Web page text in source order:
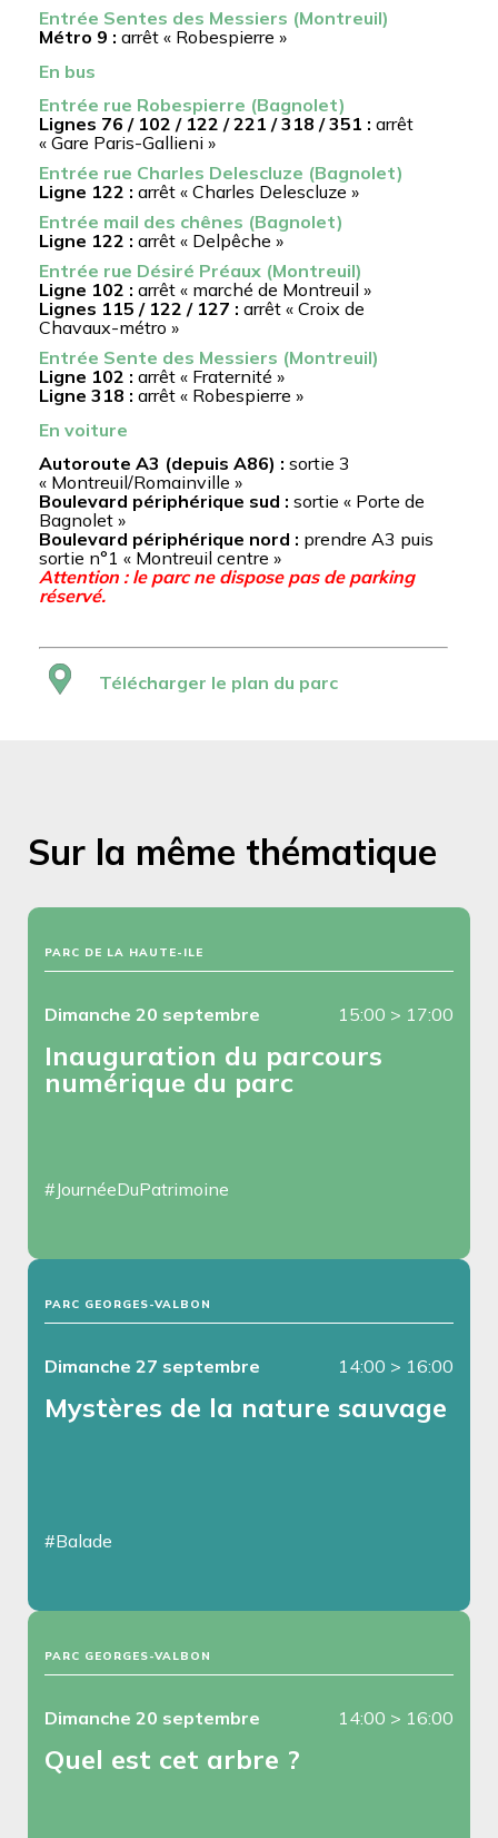
Entrée Sentes des Messiers (Montreuil)
Métro 9 : arrêt « Robespierre »
En bus
Entrée rue Robespierre (Bagnolet)
Lignes 76 / 102 / 122 / 221 / 318 / 351 : arrêt
« Gare Paris-Gallieni »
Entrée rue Charles Delescluze (Bagnolet)
Ligne 122 : arrêt « Charles Delescluze »
Entrée mail des chênes (Bagnolet)
Ligne 122 : arrêt « Delpêche »
Entrée rue Désiré Préaux (Montreuil)
Ligne 102 : arrêt « marché de Montreuil »
Lignes 115 / 122 / 127 : arrêt « Croix de
Chavaux-métro »
Entrée Sente des Messiers (Montreuil)
Ligne 102 : arrêt « Fraternité »
Ligne 318 : arrêt « Robespierre »
En voiture
Autoroute A3 (depuis A86) : sortie 3
« Montreuil/Romainville »
Boulevard périphérique sud : sortie « Porte de
Bagnolet »
Boulevard périphérique nord : prendre A3 puis
sortie n°1 « Montreuil centre »
Attention : le parc ne dispose pas de parking
réservé.
Télécharger le plan du parc
Sur la même thématique
PARC DE LA HAUTE-ILE
Dimanche 20 septembre 15:00 > 17:00
Inauguration du parcours
numérique du parc
#JournéeDuPatrimoine
PARC GEORGES-VALBON
Dimanche 27 septembre 14:00 > 16:00
Mystères de la nature sauvage
#Balade
PARC GEORGES-VALBON
Dimanche 20 septembre 14:00 > 16:00
Quel est cet arbre ?